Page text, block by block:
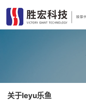
关于leyu乐鱼